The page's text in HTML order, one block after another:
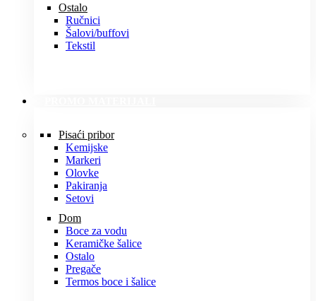
Ostalo
Ručnici
Šalovi/buffovi
Tekstil
Pisaći pribor
Kemijske
Markeri
Olovke
Pakiranja
Setovi
Dom
Boce za vodu
Keramičke šalice
Ostalo
Pregače
Termos boce i šalice